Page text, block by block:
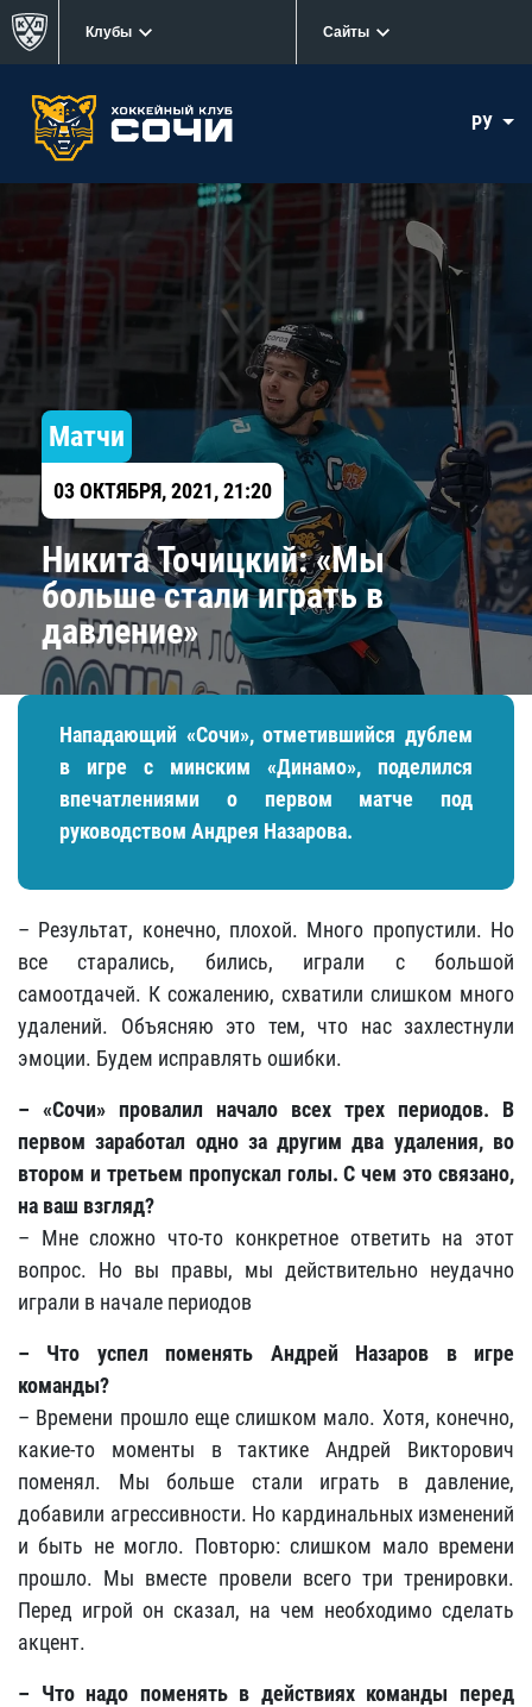
Клубы Сайты
РУ
Матчи
03 ОКТЯБРЯ, 2021, 21:20
Никита Точицкий: «Мы
больше стали играть в
давление»
Нападающий «Сочи», отметившийся дублем
в игре с минским «Динамо», поделился
впечатлениями о первом матче под
руководством Андрея Назарова.
– Результат, конечно, плохой. Много пропустили. Но
все старались, бились, играли с большой
самоотдачей. К сожалению, схватили слишком много
удалений. Объясняю это тем, что нас захлестнули
эмоции. Будем исправлять ошибки.
– «Сочи» провалил начало всех трех периодов. В
первом заработал одно за другим два удаления, во
втором и третьем пропускал голы. С чем это связано,
на ваш взгляд?
– Мне сложно что-то конкретное ответить на этот
вопрос. Но вы правы, мы действительно неудачно
играли в начале периодов
– Что успел поменять Андрей Назаров в игре
команды?
– Времени прошло еще слишком мало. Хотя, конечно,
какие-то моменты в тактике Андрей Викторович
поменял. Мы больше стали играть в давление,
добавили агрессивности. Но кардинальных изменений
и быть не могло. Повторю: слишком мало времени
прошло. Мы вместе провели всего три тренировки.
Перед игрой он сказал, на чем необходимо сделать
акцент.
– Что надо поменять в действиях команды перед